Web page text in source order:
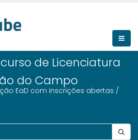
de Licenciatura
do Campo
EaD com inscrições abertas /